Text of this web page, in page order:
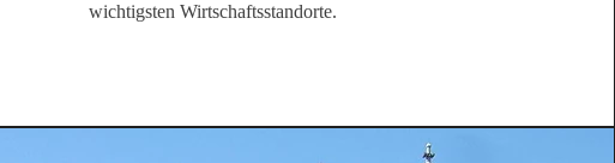
wichtigsten Wirtschaftsstandorte.